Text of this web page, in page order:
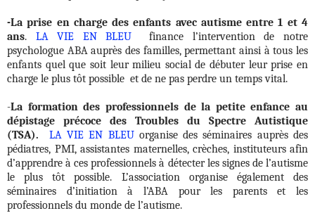
-La prise en charge des enfants avec autisme entre 1 et 4
ans. LA VIE EN BLEU
finance l’intervention de notre
psychologue ABA auprès des familles, permettant ainsi à tous les
enfants quel que soit leur milieu social de débuter leur prise en
charge le plus tôt possible et de ne pas perdre un temps vital.
-La formation des professionnels de la petite enfance au
dépistage précoce des Troubles du Spectre Autistique
(TSA).
LA VIE EN BLEUorganise des séminaires auprès des
pédiatres, PMI, assistantes maternelles, crèches, instituteurs afin
d’apprendre à ces professionnels à détecter les signes de l’autisme
le plus tôt possible. L’association organise également des
séminaires d’initiation à l’ABA pour les parents et les
professionnels du monde de l’autisme.